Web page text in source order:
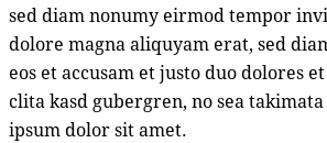
sed diam nonumy eirmod tempor
dolore magna aliquyam erat, sed
eos et accusam et justo duo dolores
clita kasd gubergren, no sea
ipsum dolor sit amet.